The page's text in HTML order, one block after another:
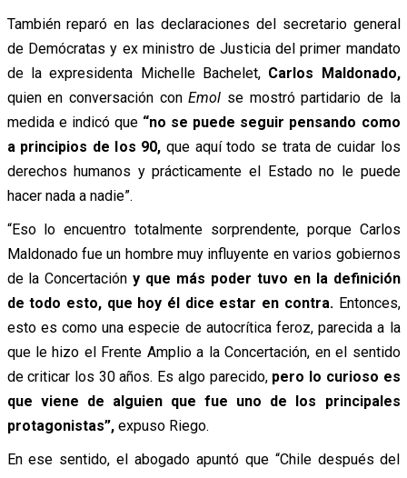
También reparó en las declaraciones del secretario general
de Demócratas y ex ministro de Justicia del primer mandato
de la expresidenta Michelle Bachelet, Carlos Maldonado,
quien en conversación conEmol se mostró partidario de la
medida e indicó que “no se puede seguir pensando como
a principios de los 90, que aquí todo se trata de cuidar los
derechos humanos y prácticamente el Estado no le puede
hacer nada a nadie”.
“Eso lo encuentro totalmente sorprendente, porque Carlos
Maldonado fue un hombre muy influyente en varios gobiernos
de la Concertacióny que más poder tuvo en la definición
de todo esto, que hoy él dice estar en contra. Entonces,
esto es como una especie de autocrítica feroz, parecida a la
que le hizo el Frente Amplio a la Concertación, en el sentido
de criticar los 30 años. Es algo parecido, pero lo curioso es
que viene de alguien que fue uno de los principales
protagonistas”, expuso Riego.
En ese sentido, el abogado apuntó que “Chile después del